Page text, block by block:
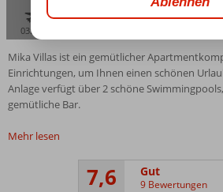
03:30
Mika Villas ist ein gemütlicher
Einrichtungen, um Ihnen einen schönen
Anlage verfügt über 2 schöne
gemütliche Bar.
Mehr lesen
7,6 Gut
9 Bewertungen